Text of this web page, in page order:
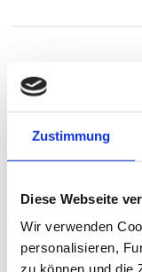
Zustimmung
Diese Webseite
Wir verwenden
personalisieren,
zu können und die
3 Comments